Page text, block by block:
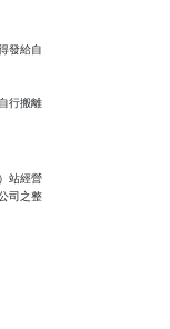
發給自
行搬離
站經營
司之整